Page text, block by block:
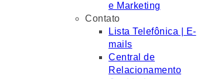
e Marketing
Contato
Lista Telefônica | E-
mails
Central de
Relacionamento